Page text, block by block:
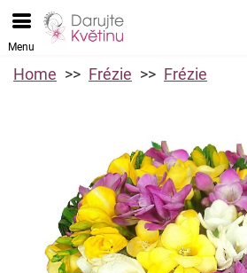
Menu
Home Frézie Frézie